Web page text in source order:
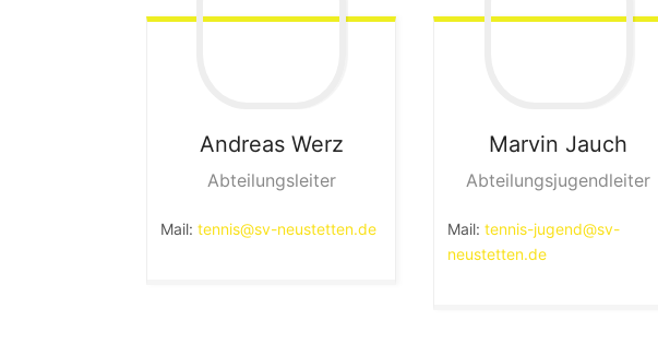
Andreas Werz
Abteilungsleiter
Mail:tennis@sv-neustetten.de
Marvin Jauch
Abteilungsjugendleiter
Mail:tennis-jugend@sv-
neustetten.de